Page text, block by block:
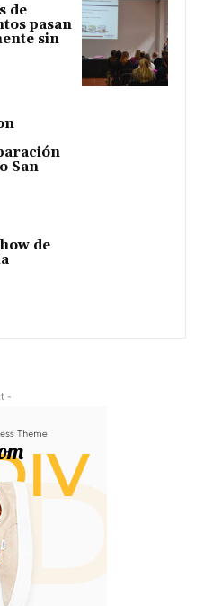
de
pasan
sin
San
de
-